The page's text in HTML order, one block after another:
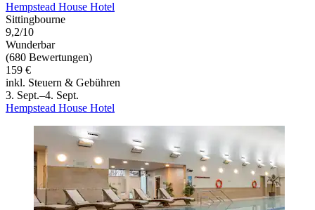
Hempstead House Hotel
Sittingbourne
9,2/10
Wunderbar
(680 Bewertungen)
159 €
inkl. Steuern & Gebühren
3. Sept.–4. Sept.
Hempstead House Hotel